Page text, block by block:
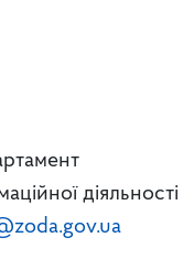
діяльності